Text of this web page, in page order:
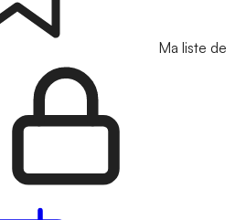
Ma liste de